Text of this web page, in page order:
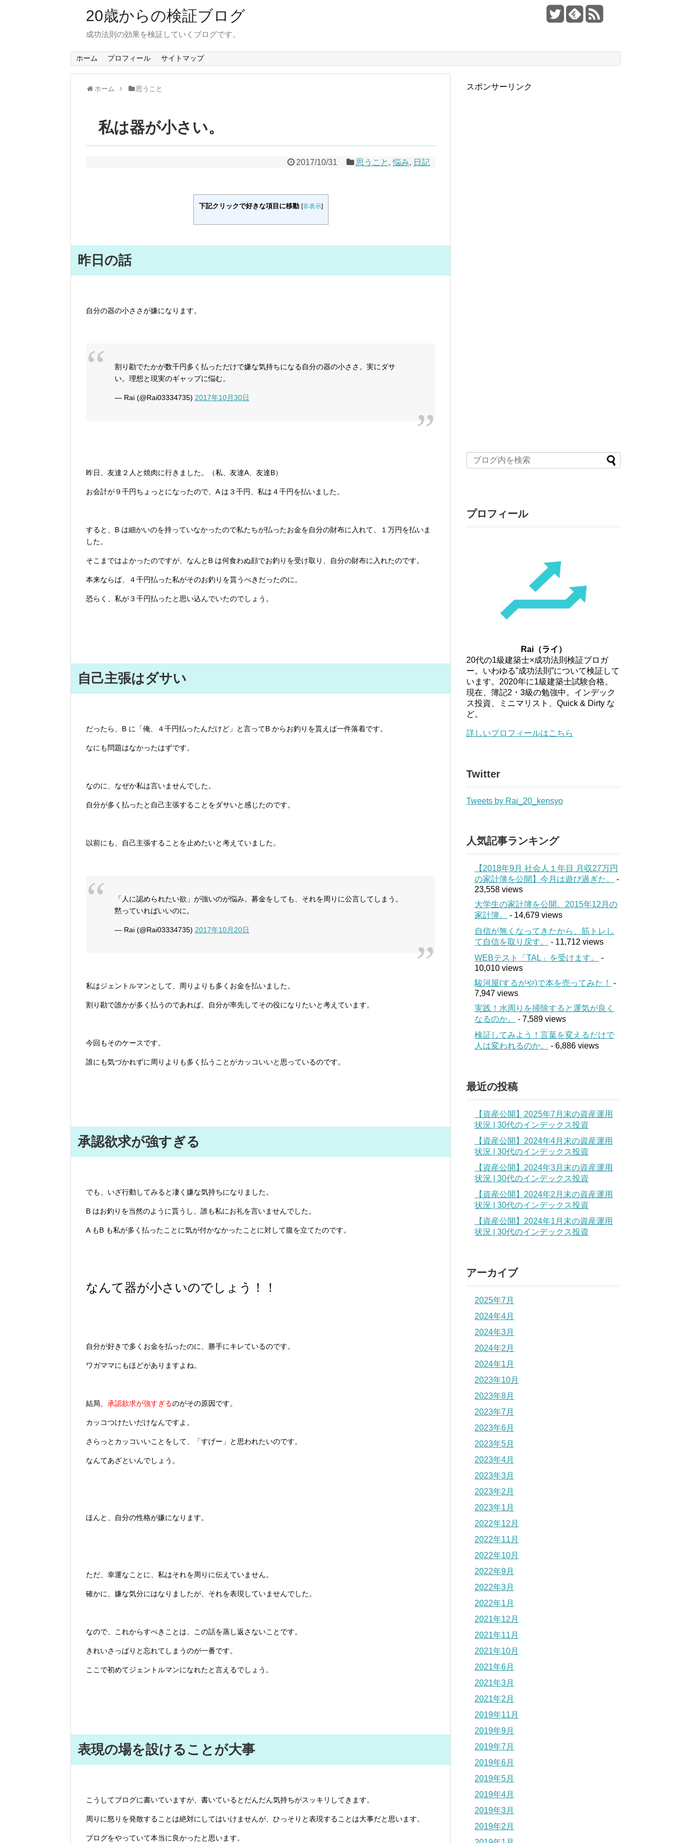
20歳からの検証ブログ
成功法則の効果を検証していくブログです。
ホーム プロフィール サイトマップ
ホーム 思うこと
私は器が小さい。
2017/10/31 思うこと ,悩み, 日記
下記クリックで好きな項目に移動 [非表示]
昨日の話
自分の器の小ささが嫌になります。
割り勘でたかが数千円多く払っただけで嫌な気持ちになる自分の器の小ささ。実にダサ
い。理想と現実のギャップに悩む。
— Rai (@Rai03334735) 2017年10月30日
昨日、友達２人と焼肉に行きました。（私、友達A、友達B）
お会計が９千円ちょっとになったので、A は３千円、私は４千円を払いました。
すると、B は細かいのを持っていなかったので私たちが払ったお金を自分の財布に入れて、１万円を払いま
した。
そこまではよかったのですが、なんとB は何食わぬ顔でお釣りを受け取り、自分の財布に入れたのです。
本来ならば、４千円払った私がそのお釣りを貰うべきだったのに。
恐らく、私が３千円払ったと思い込んでいたのでしょう。
自己主張はダサい
だったら、B に「俺、４千円払ったんだけど」と言ってB からお釣りを貰えば一件落着です。
なにも問題はなかったはずです。
なのに、なぜか私は言いませんでした。
自分が多く払ったと自己主張することをダサいと感じたのです。
以前にも、自己主張することを止めたいと考えていました。
「人に認められたい欲」が強いのが悩み。募金をしても、それを周りに公言してしまう。
黙っていればいいのに。
— Rai (@Rai03334735) 2017年10月20日
私はジェントルマンとして、周りよりも多くお金を払いました。
割り勘で誰かが多く払うのであれば、自分が率先してその役になりたいと考えています。
今回もそのケースです。
誰にも気づかれずに周りよりも多く払うことがカッコいいと思っているのです。
承認欲求が強すぎる
でも、いざ行動してみると凄く嫌な気持ちになりました。
B はお釣りを当然のように貰うし、誰も私にお礼を言いませんでした。
A もB も私が多く払ったことに気が付かなかったことに対して腹を立てたのです。
なんて器が小さいのでしょう！！
自分が好きで多くお金を払ったのに、勝手にキレているのです。
ワガママにもほどがありますよね。
結局、 承認欲求が強すぎるのがその原因です。
カッコつけたいだけなんですよ。
さらっとカッコいいことをして、「すげー」と思われたいのです。
なんてあざといんでしょう。
ほんと、自分の性格が嫌になります。
ただ、幸運なことに、私はそれを周りに伝えていません。
確かに、嫌な気分にはなりましたが、それを表現していませんでした。
なので、これからすべきことは、この話を蒸し返さないことです。
きれいさっぱりと忘れてしまうのが一番です。
ここで初めてジェントルマンになれたと言えるでしょう。
表現の場を設けることが大事
こうしてブログに書いていますが、書いているとだんだん気持ちがスッキリしてきます。
周りに怒りを発散することは絶対にしてはいけませんが、ひっそりと表現することは大事だと思います。
ブログをやっていて本当に良かったと思います。
スポンサーリンク
プロフィール
Rai（ライ）
20代の1級建築士×成功法則検証ブロガ
ー。いわゆる”成功法則”について検証して
います。2020年に1級建築士試験合格。
現在、簿記2・3級の勉強中。インデック
ス投資、ミニマリスト、Quick & Dirty な
ど。
詳しいプロフィールはこちら
Twitter
Tweets by Rai_20_kensyo
人気記事ランキング
【2018年9月 社会人１年目 月収27万円
の家計簿を公開】今月は遊び過ぎた。
-
23,558 views
大学生の家計簿を公開。2015年12月の
家計簿。
- 14,679 views
自信が無くなってきたから、筋トレし
て自信を取り戻す。
- 11,712 views
WEBテスト「TAL」を受けます。
-
10,010 views
駿河屋(するがや)で本を売ってみた！
-
7,947 views
実践！水周りを掃除すると運気が良く
なるのか。
- 7,589 views
検証してみよう！言葉を変えるだけで
人は変われるのか。
- 6,886 views
最近の投稿
【資産公開】2025年7月末の資産運用
状況 | 30代のインデックス投資
【資産公開】2024年4月末の資産運用
状況 | 30代のインデックス投資
【資産公開】2024年3月末の資産運用
状況 | 30代のインデックス投資
【資産公開】2024年2月末の資産運用
状況 | 30代のインデックス投資
【資産公開】2024年1月末の資産運用
状況 | 30代のインデックス投資
アーカイブ
2025年7月
2024年4月
2024年3月
2024年2月
2024年1月
2023年10月
2023年8月
2023年7月
2023年6月
2023年5月
2023年4月
2023年3月
2023年2月
2023年1月
2022年12月
2022年11月
2022年10月
2022年9月
2022年3月
2022年1月
2021年12月
2021年11月
2021年10月
2021年6月
2021年3月
2021年2月
2019年11月
2019年9月
2019年7月
2019年6月
2019年5月
2019年4月
2019年3月
2019年2月